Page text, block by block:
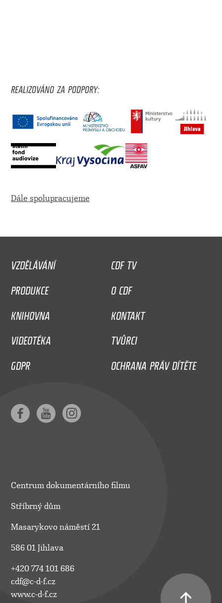
REALIZOVÁNO ZA PODPORY:
Dále spolupracujeme
VZDĚLÁVÁNÍ
CDF TV
PRODUKCE
O CDF
KNIHOVNA
KONTAKT
VIDEOTÉKA
TVŮRCI
GDPR
OCHRANA PRÁV DÍTĚTE
Centrum dokumentárního filmu
Stříbrný dům
Masarykovo náměstí 21
586 01 Jihlava
+420 774 101 686
cdf@c-d-f.cz
www.c-d-f.cz